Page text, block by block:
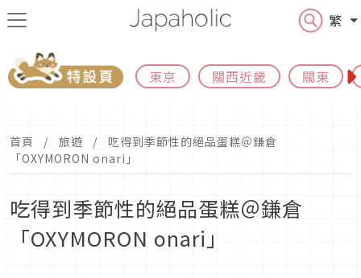
繁
東京 關西近畿 關東
首頁 旅遊
吃得到季節性的絕品蛋糕＠鎌倉
「OXYMORON onari」
吃得到季節性的絕品蛋糕＠鎌倉
「OXYMORON onari」